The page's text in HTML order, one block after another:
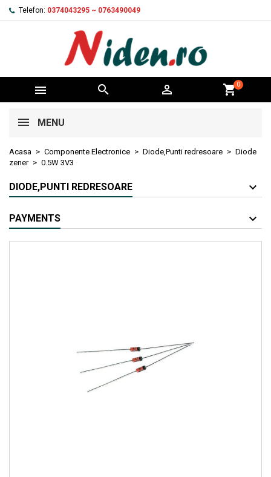
Telefon: 0374043295 ~ 0763490049
   shopping_cart0
MENU
Acasa Componente Electronice Diode,Punti redresoare
Diode
zener
0.5W 3V3
DIODE,PUNTI REDRESOARE
PAYMENTS